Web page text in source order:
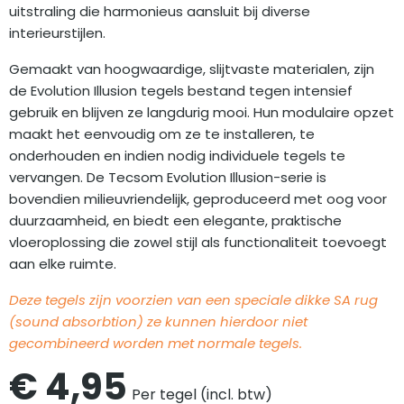
uitstraling die harmonieus aansluit bij diverse
interieurstijlen.
Gemaakt van hoogwaardige, slijtvaste materialen, zijn
de Evolution Illusion tegels bestand tegen intensief
gebruik en blijven ze langdurig mooi. Hun modulaire opzet
maakt het eenvoudig om ze te installeren, te
onderhouden en indien nodig individuele tegels te
vervangen. De Tecsom Evolution Illusion-serie is
bovendien milieuvriendelijk, geproduceerd met oog voor
duurzaamheid, en biedt een elegante, praktische
vloeroplossing die zowel stijl als functionaliteit toevoegt
aan elke ruimte.
Deze tegels zijn voorzien van een speciale dikke SA rug
(sound absorbtion) ze kunnen hierdoor niet
gecombineerd worden met normale tegels.
€4,95 Per tegel (incl. btw)